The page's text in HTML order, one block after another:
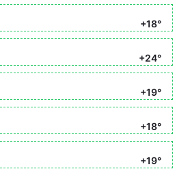
+18°
+24°
+19°
+18°
+19°